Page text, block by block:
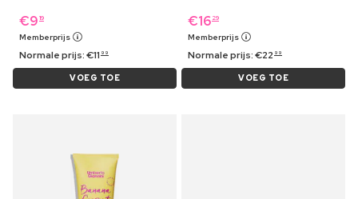
€9 19
Memberprijs
Normale prijs:€11 99
VOEG TOE
€16 29
Memberprijs
Normale prijs:€22 99
VOEG TOE